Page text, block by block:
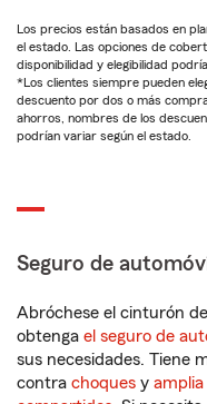
Los precios están basados en
el estado. Las opciones de
disponibilidad y elegibilidad
*Los clientes siempre pueden
descuento por dos o más
ahorros, nombres de los
podrían variar según el estado.
Seguro de
Abróchese el cinturón
obtenga el seguro de
sus necesidades. Tiene
contra choques y